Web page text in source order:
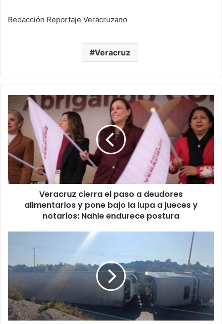
Redacción Reportaje Veracruzano
Veracruz
Veracruz
cierra
el
paso
a
deudores
alimentarios
pone
notarios:
Nahle
postura
Veracruz cierra el paso a deudores
alimentarios y pone bajo la lupa a jueces y
notarios: Nahle endurece postura
tractocamión
paraliza
autopista
Orizaba–
Puebla